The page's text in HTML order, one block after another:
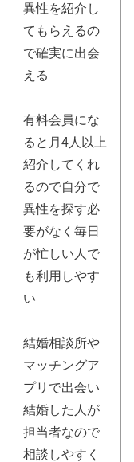
異性を紹介し
てもらえるの
で確実に出会
える
有料会員にな
ると月4人以上
紹介してくれ
るので自分で
異性を探す必
要がなく毎日
が忙しい人で
も利用しやす
い
結婚相談所や
マッチングア
プリで出会い
結婚した人が
担当者なので
相談しやすく